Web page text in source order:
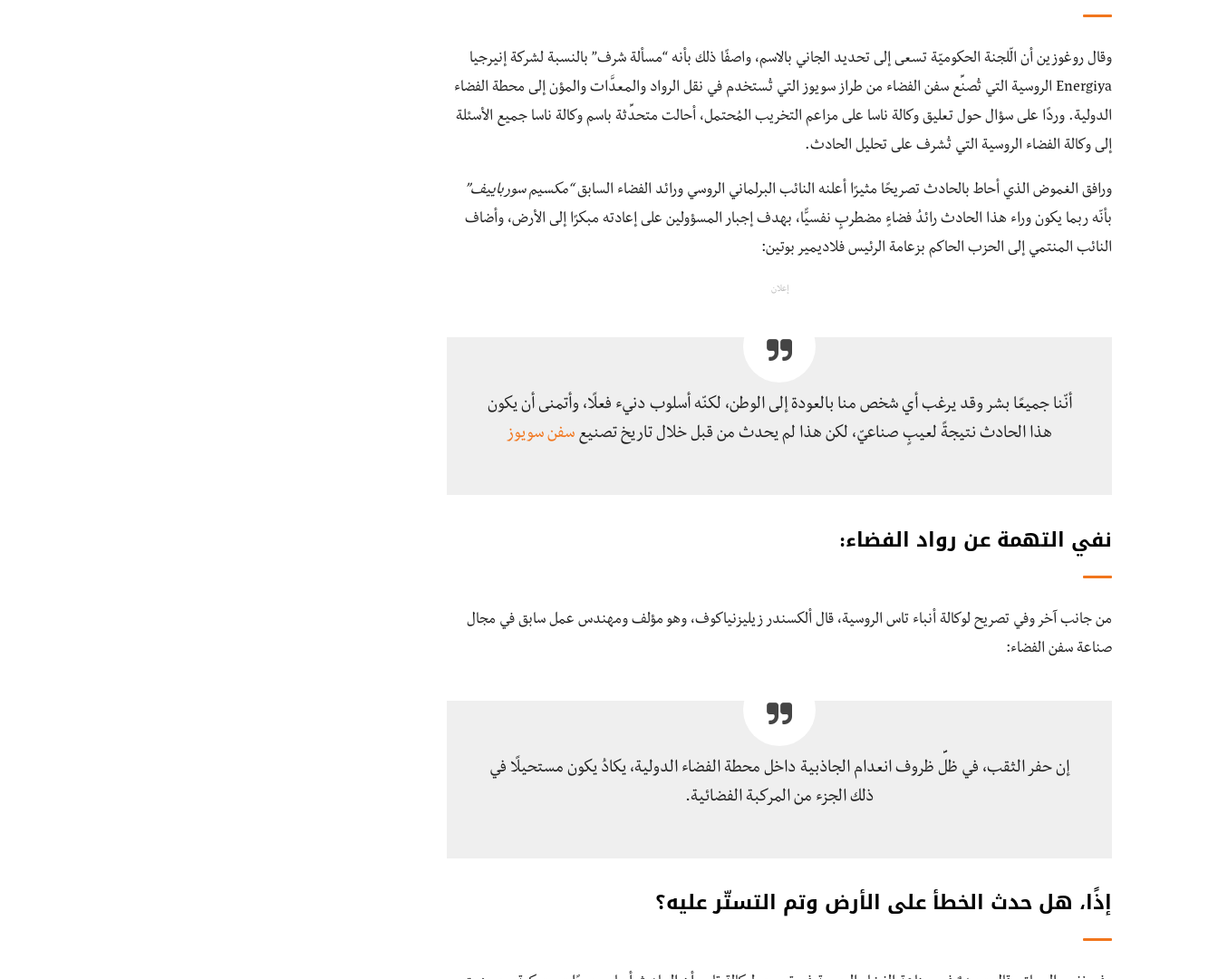
وقال روغوزين أن الّلجنة الحكوميّة تسعى إلى تحديد الجاني بالاسم، واصفًا ذلك بأنه “مسألة شرف” بالنسبة لشركة إنيرجيا
Energiya الروسية التي تُصنِّع سفن الفضاء من طراز سويوز التي تُستخدم في نقل الرواد والمعدَّات والمؤن إلى محطة الفضاء
الدولية. وردًا على سؤال حول تعليق وكالة ناسا على مزاعم التخريب المُحتمل، أحالت متحدِّثة باسم وكالة ناسا جميع الأسئلة
إلى وكالة الفضاء الروسية التي تُشرف على تحليل الحادث.
ورافق الغموض الذي أحاط بالحادث تصريحًا مثيرًا أعلنه النائب البرلماني الروسي ورائد الفضاء السابق“مكسيم سورباييف”
بأنّه ربما يكون وراء هذا الحادث رائدُ فضاءٍ مضطربٍ نفسيًّا، بهدف إجبار المسؤولين على إعادته مبكرًا إلى الأرض، وأضاف
النائب المنتمي إلى الحزب الحاكم بزعامة الرئيس فلاديمير بوتين:
إعلان
أنّنا جميعًا بشر وقد يرغب أي شخص منا بالعودة إلى الوطن، لكنّه أسلوب دنيء فعلًا، وأتمنى أن يكون
هذا الحادث نتيجةً لعيبٍ صناعيّ، لكن هذا لم يحدث من قبل خلال تاريخ تصنيع سفن سويوز
نفي التهمة عن رواد الفضاء:
من جانب آخر وفي تصريح لوكالة أنباء تاس الروسية، قال ألكسندر زيليزنياكوف، وهو مؤلف ومهندس عمل سابق في مجال
صناعة سفن الفضاء:
إن حفر الثقب، في ظلِّ ظروف انعدام الجاذبية داخل محطة الفضاء الدولية، يكادُ يكون مستحيلًا في
ذلك الجزء من المركبة الفضائية.
إذًا، هل حدث الخطأ على الأرض وتم التستّر عليه؟